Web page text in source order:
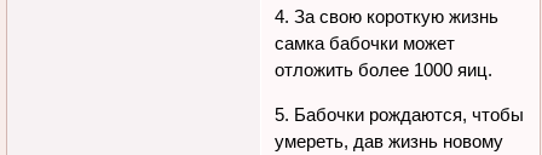
4. За свою короткую жизнь
самка бабочки может
отложить более 1000 яиц.
5. Бабочки рождаются, чтобы
умереть, дав жизнь новому